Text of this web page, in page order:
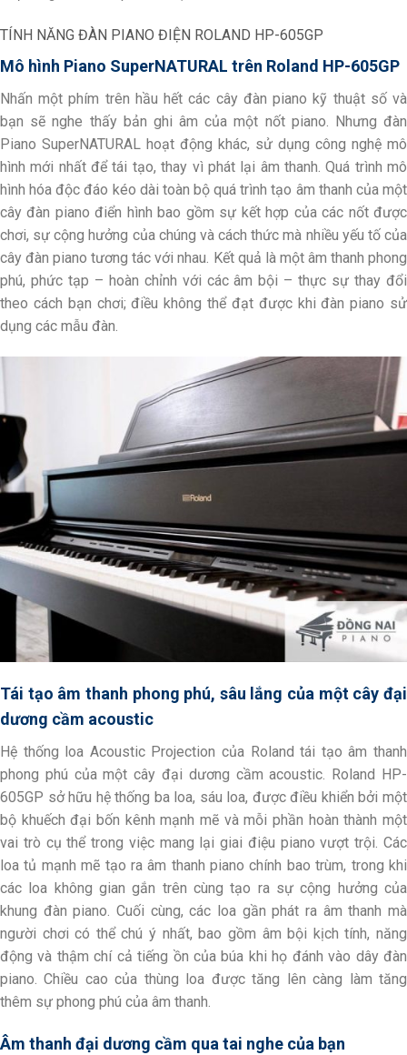
TÍNH NĂNG ĐÀN PIANO ĐIỆN ROLAND HP-605GP
Mô hình Piano SuperNATURAL trên Roland HP-605GP
Nhấn một phím trên hầu hết các cây đàn piano kỹ thuật số và
bạn sẽ nghe thấy bản ghi âm của một nốt piano. Nhưng đàn
Piano SuperNATURAL hoạt động khác, sử dụng công nghệ mô
hình mới nhất để tái tạo, thay vì phát lại âm thanh. Quá trình mô
hình hóa độc đáo kéo dài toàn bộ quá trình tạo âm thanh của một
cây đàn piano điển hình bao gồm sự kết hợp của các nốt được
chơi, sự cộng hưởng của chúng và cách thức mà nhiều yếu tố của
cây đàn piano tương tác với nhau. Kết quả là một âm thanh phong
phú, phức tạp – hoàn chỉnh với các âm bội – thực sự thay đổi
theo cách bạn chơi; điều không thể đạt được khi đàn piano sử
dụng các mẫu đàn.
Tái tạo âm thanh phong phú, sâu lắng của một cây đại
dương cầm acoustic
Hệ thống loa Acoustic Projection của Roland tái tạo âm thanh
phong phú của một cây đại dương cầm acoustic. Roland HP-
605GP sở hữu hệ thống ba loa, sáu loa, được điều khiển bởi một
bộ khuếch đại bốn kênh mạnh mẽ và mỗi phần hoàn thành một
vai trò cụ thể trong việc mang lại giai điệu piano vượt trội. Các
loa tủ mạnh mẽ tạo ra âm thanh piano chính bao trùm, trong khi
các loa không gian gắn trên cùng tạo ra sự cộng hưởng của
khung đàn piano. Cuối cùng, các loa gần phát ra âm thanh mà
người chơi có thể chú ý nhất, bao gồm âm bội kịch tính, năng
động và thậm chí cả tiếng ồn của búa khi họ đánh vào dây đàn
piano. Chiều cao của thùng loa được tăng lên càng làm tăng
thêm sự phong phú của âm thanh.
Âm thanh đại dương cầm qua tai nghe của bạn